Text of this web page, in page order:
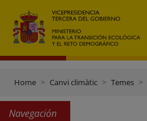
Home Canvi climàtic Temes
Navegación